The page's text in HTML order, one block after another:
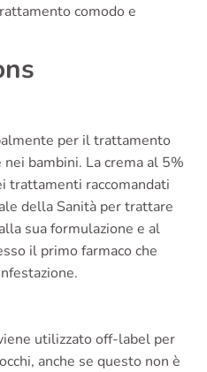
comodo e
per il trattamento
bambini. La crema al 5%
trattamenti raccomandati
della Sanità per trattare
sua formulazione e al
il primo farmaco che
utilizzato off-label per
anche se questo non è